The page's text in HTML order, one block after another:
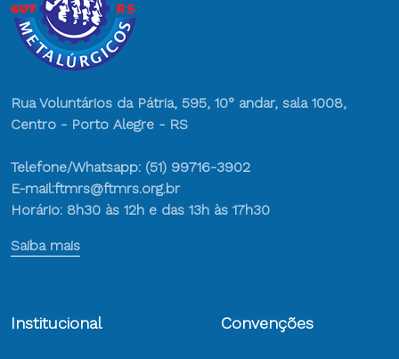
Rua Voluntários da Pátria, 595, 10° andar, sala 1008,
Centro - Porto Alegre - RS
Telefone/Whatsapp: (51) 99716-3902
E-mail:ftmrs@ftmrs.org.br
Horário: 8h30 às 12h e das 13h às 17h30
Saiba mais
Institucional Convenções